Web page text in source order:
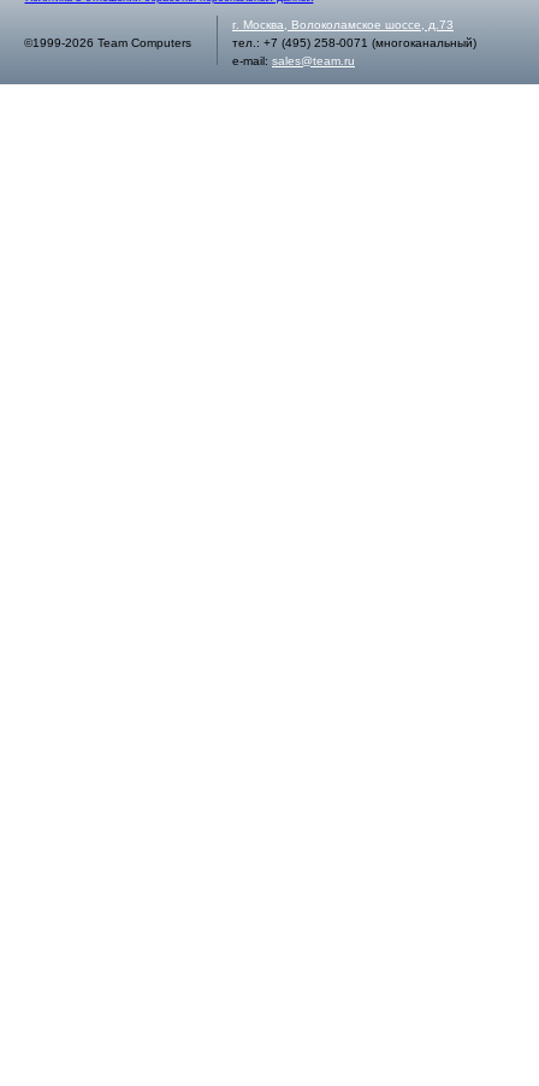
©1999-2026 Team Computers
г. Москва
Волоколамское шоссе, д.73
тел.: +7 (495) 258-0071 (многоканальный)
e-mail: sales@team.ru